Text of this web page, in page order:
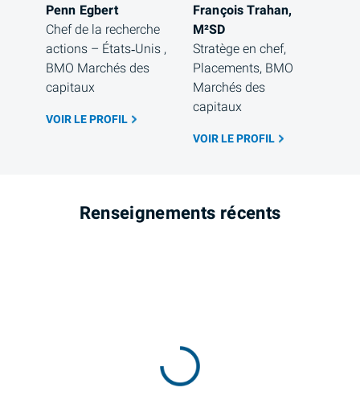
Penn Egbert
Chef de la recherche
actions – États‑Unis ,
BMO Marchés des
capitaux
VOIR LE PROFIL
François Trahan,
M²SD
Stratège en chef,
Placements, BMO
Marchés des
capitaux
VOIR LE PROFIL
Renseignements récents